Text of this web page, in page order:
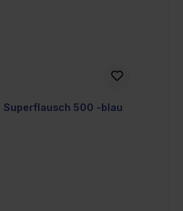
Superflausch 500 -blau